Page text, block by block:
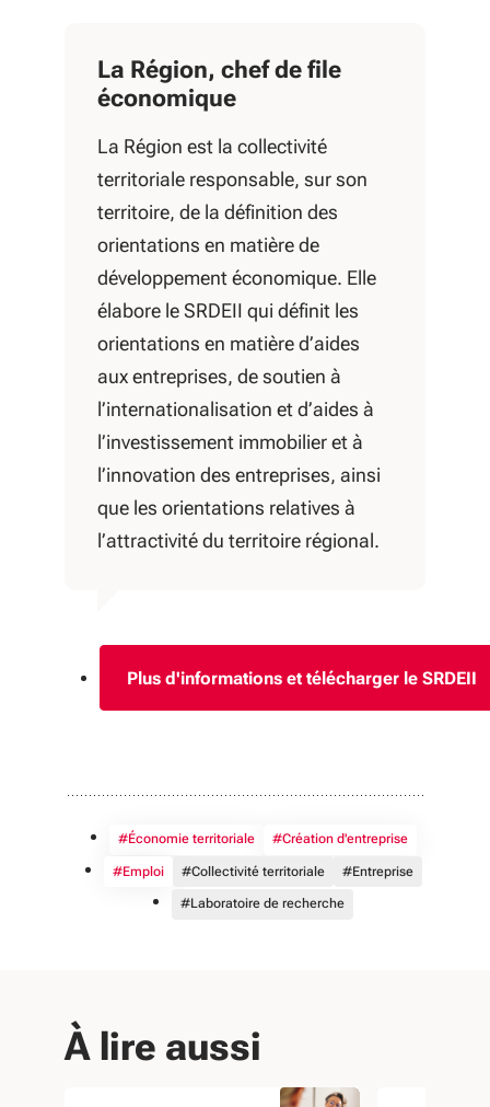
La Région, chef de file
économique
La Région est la collectivité
territoriale responsable, sur son
territoire, de la définition des
orientations en matière de
développement économique. Elle
élabore le SRDEII qui définit les
orientations en matière d’aides
aux entreprises, de soutien à
l’internationalisation et d’aides à
l’investissement immobilier et à
l’innovation des entreprises, ainsi
que les orientations relatives à
l’attractivité du territoire régional.
Plus d'informations et télécharger le SRDEII
#Économie territoriale #Création d'entreprise
#Emploi #Collectivité territoriale #Entreprise
#Laboratoire de recherche
À lire aussi